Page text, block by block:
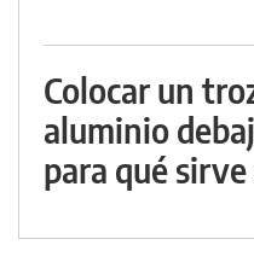
Colocar un
aluminio
para qué